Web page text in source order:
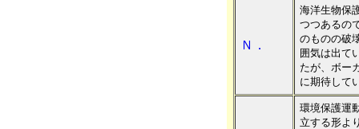
Ｎ．
海洋生物保
つつあるの
のものの破
囲気は出て
たが、ボー
に期待して
環境保護運
立する形よ